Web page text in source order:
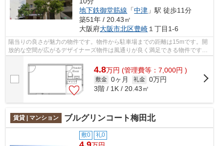
地下鉄御堂筋線 「中津 」駅 徒歩11分
築51年 / 20.43㎡
大阪府大阪市北区豊崎 １丁目1-6
陽当りの良さが魅力の物件です。物件から駐車場までの距離は15mです。開
放的な空間が広がるデザイナーズ物件は風通りが良く満足できる物件です。
こちらは徒歩8分に立地する物件です。...
4.8万円 (管理費等：7,000円 )
敷金 0ヶ月 礼金 0万円
3階 / 1K / 20.43㎡
賃貸 | マンション ブルグリンコート梅田北
敷0 礼0